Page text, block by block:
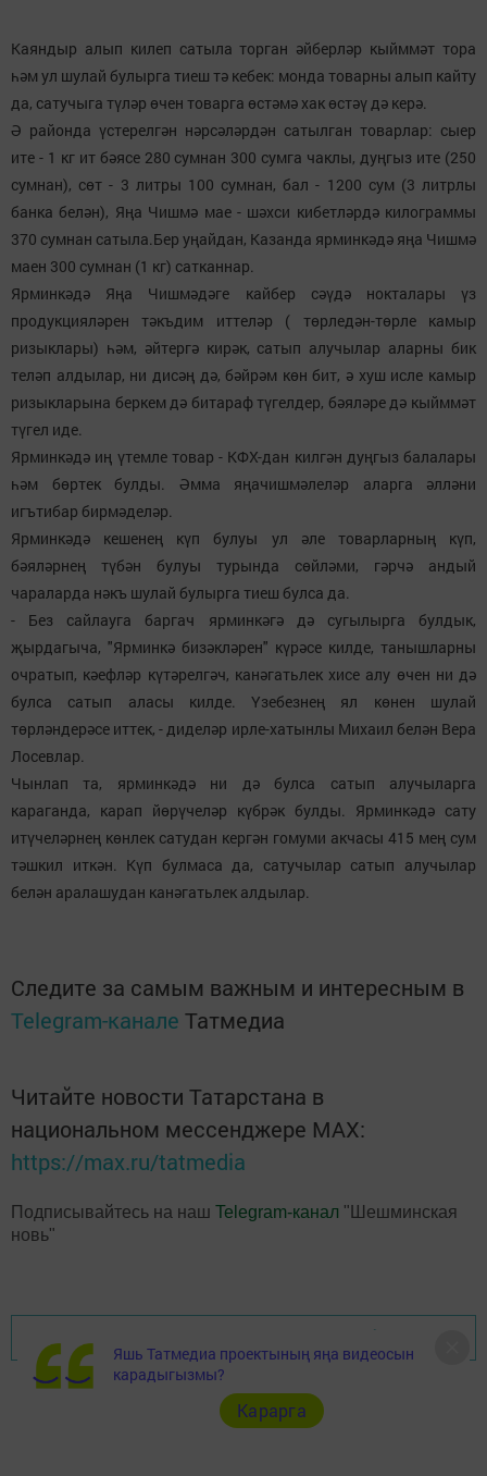
Каяндыр алып килеп сатыла торган әйберләр кыйммәт тора
һәм ул шулай булырга тиеш тә кебек: монда товарны алып кайту
да, сатучыга түләр өчен товарга өстәмә хак өстәү дә керә.
Ә районда үстерелгән нәрсәләрдән сатылган товарлар: сыер
ите - 1 кг ит бәясе 280 сумнан 300 сумга чаклы, дуңгыз ите (250
сумнан), сөт - 3 литры 100 сумнан, бал - 1200 сум (3 литрлы
банка белән), Яңа Чишмә мае - шәхси кибетләрдә килограммы
370 сумнан сатыла.Бер уңайдан, Казанда ярминкәдә яңа Чишмә
маен 300 сумнан (1 кг) сатканнар.
Ярминкәдә Яңа Чишмәдәге кайбер сәүдә нокталары үз
продукцияләрен тәкъдим иттеләр ( төрледән-төрле камыр
ризыклары) һәм, әйтергә кирәк, сатып алучылар аларны бик
теләп алдылар, ни дисәң дә, бәйрәм көн бит, ә хуш исле камыр
ризыкларына беркем дә битараф түгелдер, бәяләре дә кыйммәт
түгел иде.
Ярминкәдә иң үтемле товар - КФХ-дан килгән дуңгыз балалары
һәм бөртек булды. Әмма яңачишмәлеләр аларга әлләни
игътибар бирмәделәр.
Ярминкәдә кешенең күп булуы ул әле товарларның күп,
бәяләрнең түбән булуы турында сөйләми, гәрчә андый
чараларда нәкъ шулай булырга тиеш булса да.
- Без сайлауга баргач ярминкәгә дә сугылырга булдык,
җырдагыча, "Ярминкә бизәкләрен" күрәсе килде, танышларны
очратып, кәефләр күтәрелгәч, канәгатьлек хисе алу өчен ни дә
булса сатып аласы килде. Үзебезнең ял көнен шулай
төрләндерәсе иттек, - диделәр ирле-хатынлы Михаил белән Вера
Лосевлар.
Чынлап та, ярминкәдә ни дә булса сатып алучыларга
караганда, карап йөрүчеләр күбрәк булды. Ярминкәдә сату
итүчеләрнең көнлек сатудан кергән гомуми акчасы 415 мең сум
тәшкил иткән. Күп булмаса да, сатучылар сатып алучылар
белән аралашудан канәгатьлек алдылар.
Следите за самым важным и интересным в
Telegram-канале Татмедиа
Читайте новости Татарстана в
национальном мессенджере MАХ:
https://max.ru/tatmedia
Подписывайтесь на наш Telegram-канал "Шешминская
новь"
Яшь Татмедиа проектының яңа видеосын
карадыгызмы?
Карарга